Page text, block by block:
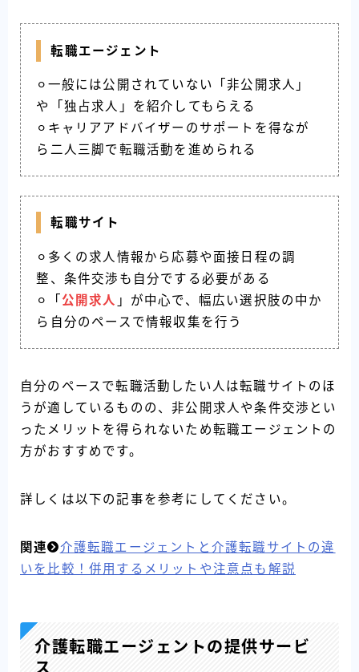
転職エージェント
⚪︎一般には公開されていない「非公開求人」
や「独占求人」を紹介してもらえる
⚪︎キャリアアドバイザーのサポートを得なが
ら二人三脚で転職活動を進められる
転職サイト
⚪︎多くの求人情報から応募や面接日程の調
整、条件交渉も自分でする必要がある
⚪︎「 公開求人 」が中心で、幅広い選択肢の中か
ら自分のペースで情報収集を行う
自分のペースで転職活動したい人は転職サイトのほ
うが適しているものの、非公開求人や条件交渉とい
ったメリットを得られないため転職エージェントの
方がおすすめです。
詳しくは以下の記事を参考にしてください。
関連
介護転職エージェントと介護転職サイトの違
いを比較！併用するメリットや注意点も解説
介護転職エージェントの提供サービ
ス